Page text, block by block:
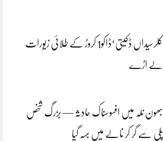
کلرسیداں ڈکیتی‘ڈاکو1 کروڑ کے طلائی زیورات
لے اڑے
بھون نلہ میں افسوسناک حادثہ — بزرگ شخص
پلی سے گر کر نالے میں بہہ گیا